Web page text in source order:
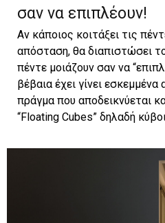
σαν να επιπλέουν!
Αν κάποιος κοιτάξει τις
απόσταση, θα διαπιστώσει
πέντε μοιάζουν σαν να
βέβαια έχει γίνει
πράγμα που αποδεικνύεται
“Floating Cubes” δηλαδή